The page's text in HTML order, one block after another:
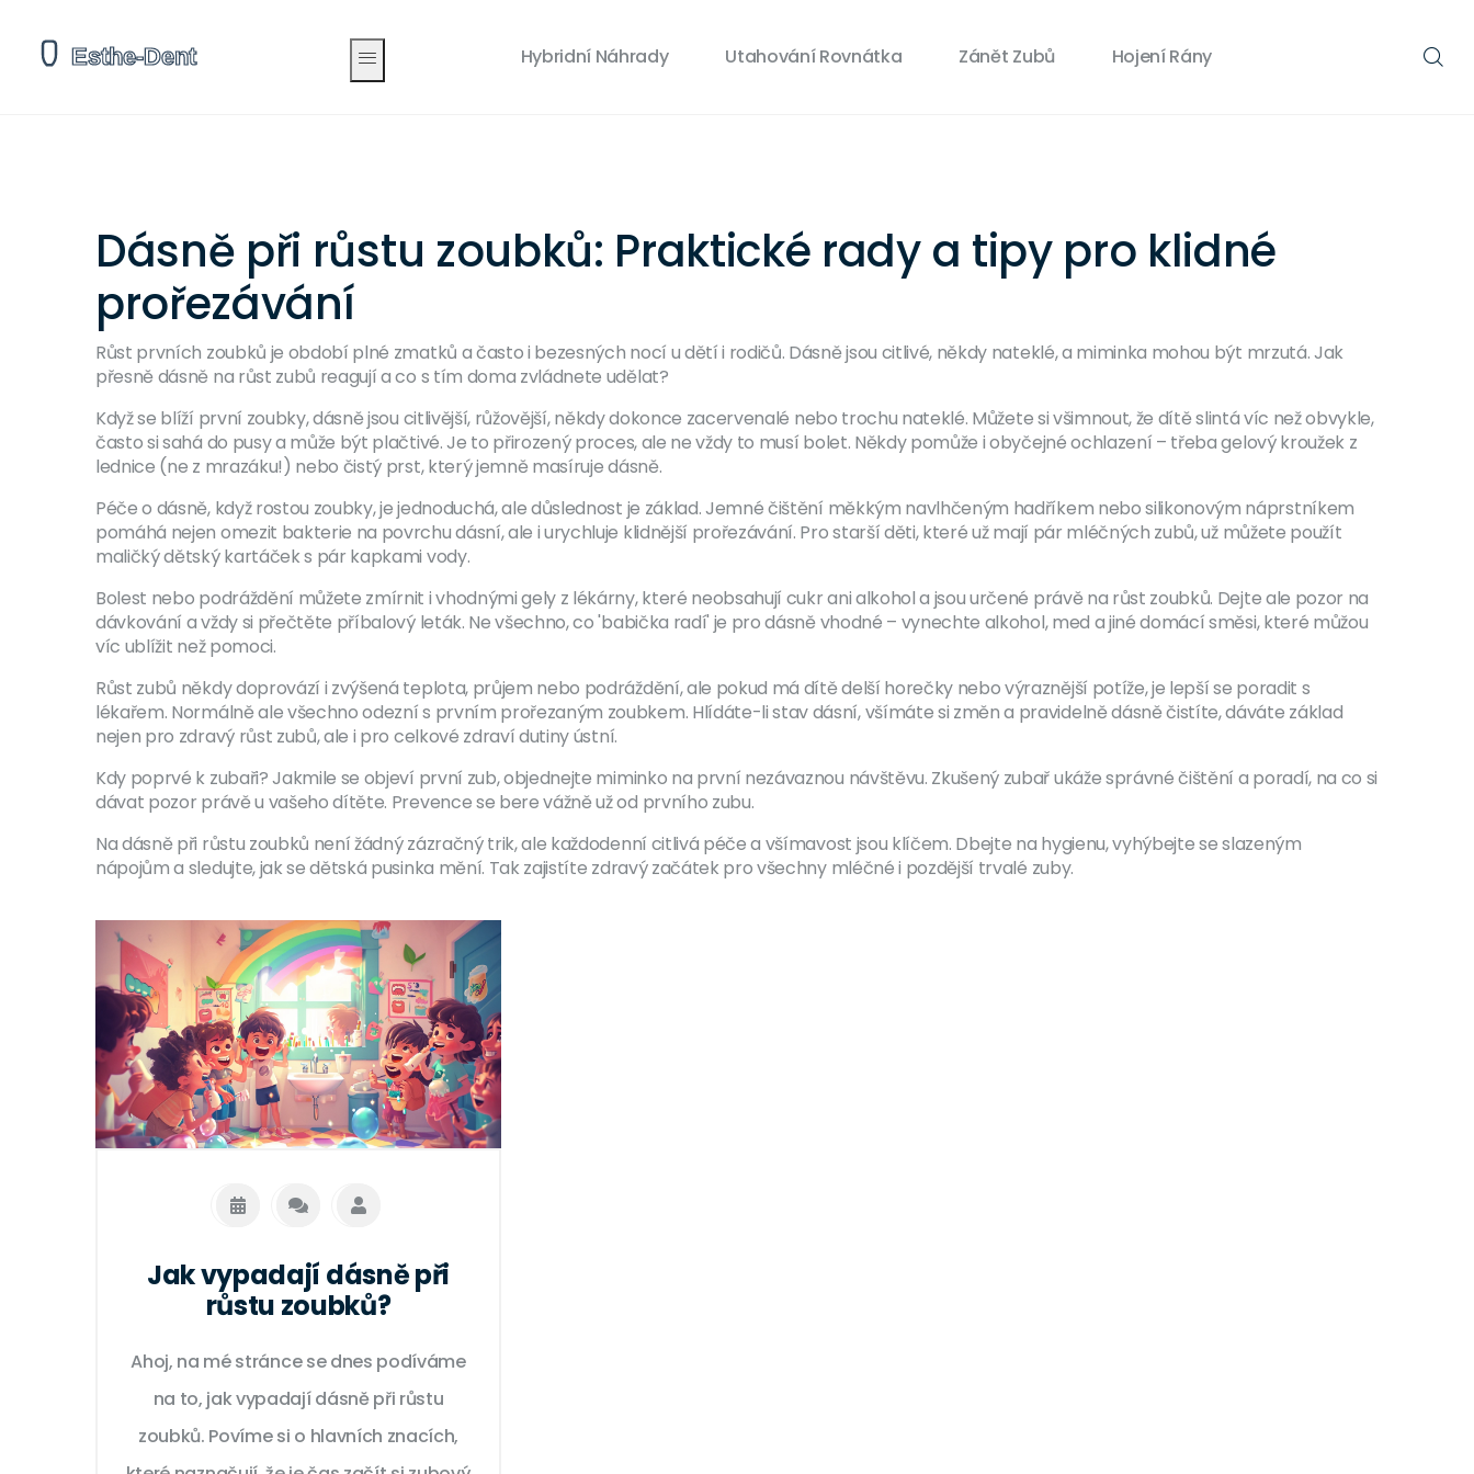
Hybridní Náhrady Utahování Rovnátka Zánět Zubů Hojení Rány
Dásně při růstu zoubků: Praktické rady a tipy pro klidné
prořezávání
Růst prvních zoubků je období plné zmatků a často i bezesných nocí u dětí i rodičů. Dásně jsou citlivé, někdy nateklé, a miminka mohou být mrzutá. Jak
přesně dásně na růst zubů reagují a co s tím doma zvládnete udělat?
Když se blíží první zoubky, dásně jsou citlivější, růžovější, někdy dokonce zacervenalé nebo trochu nateklé. Můžete si všimnout, že dítě slintá víc než obvykle,
často si sahá do pusy a může být plačtivé. Je to přirozený proces, ale ne vždy to musí bolet. Někdy pomůže i obyčejné ochlazení – třeba gelový kroužek z
lednice (ne z mrazáku!) nebo čistý prst, který jemně masíruje dásně.
Péče o dásně, když rostou zoubky, je jednoduchá, ale důslednost je základ. Jemné čištění měkkým navlhčeným hadříkem nebo silikonovým náprstníkem
pomáhá nejen omezit bakterie na povrchu dásní, ale i urychluje klidnější prořezávání. Pro starší děti, které už mají pár mléčných zubů, už můžete použít
maličký dětský kartáček s pár kapkami vody.
Bolest nebo podráždění můžete zmírnit i vhodnými gely z lékárny, které neobsahují cukr ani alkohol a jsou určené právě na růst zoubků. Dejte ale pozor na
dávkování a vždy si přečtěte příbalový leták. Ne všechno, co 'babička radí' je pro dásně vhodné – vynechte alkohol, med a jiné domácí směsi, které můžou
víc ublížit než pomoci.
Růst zubů někdy doprovází i zvýšená teplota, průjem nebo podráždění, ale pokud má dítě delší horečky nebo výraznější potíže, je lepší se poradit s
lékařem. Normálně ale všechno odezní s prvním prořezaným zoubkem. Hlídáte-li stav dásní, všímáte si změn a pravidelně dásně čistíte, dáváte základ
nejen pro zdravý růst zubů, ale i pro celkové zdraví dutiny ústní.
Kdy poprvé k zubaři? Jakmile se objeví první zub, objednejte miminko na první nezávaznou návštěvu. Zkušený zubař ukáže správné čištění a poradí, na co si
dávat pozor právě u vašeho dítěte. Prevence se bere vážně už od prvního zubu.
Na dásně při růstu zoubků není žádný zázračný trik, ale každodenní citlivá péče a všímavost jsou klíčem. Dbejte na hygienu, vyhýbejte se slazeným
nápojům a sledujte, jak se dětská pusinka mění. Tak zajistíte zdravý začátek pro všechny mléčné i pozdější trvalé zuby.
Jak vypadají dásně při
růstu zoubků?
Ahoj, na mé stránce se dnes podíváme
na to, jak vypadají dásně při růstu
zoubků. Povíme si o hlavních znacích,